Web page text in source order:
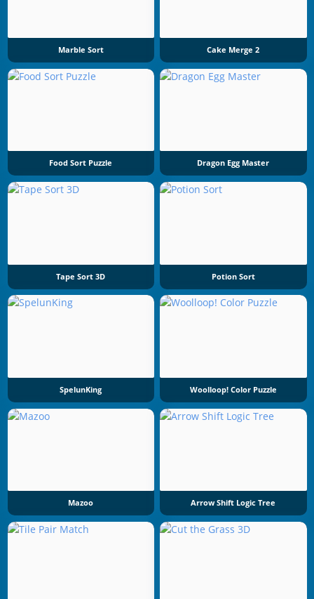
Marble Sort Cake Merge 2
Food Sort Puzzle Dragon Egg Master
Tape Sort 3D Potion Sort
SpelunKing Woolloop! Color Puzzle
Mazoo Arrow Shift Logic Tree